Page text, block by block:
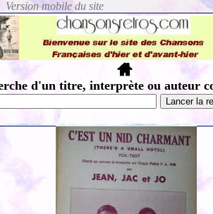
d'un titre, interprète ou auteur